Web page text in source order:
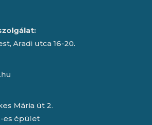
Aradi utca 16-20.
Mária út 2.
es épület